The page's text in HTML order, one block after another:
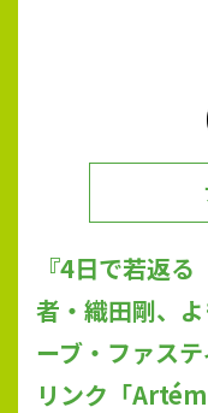
『4日で若返
者・織田剛、
ーブ・ファス
リンク「